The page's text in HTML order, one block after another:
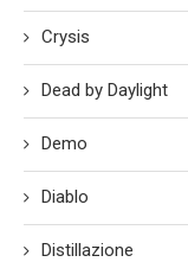
Crysis
Dead by Daylight
Demo
Diablo
Distillazione